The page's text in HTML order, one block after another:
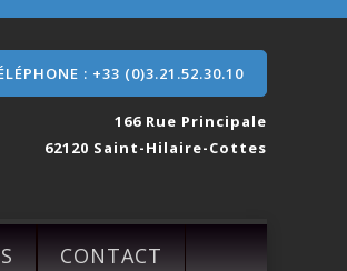
: +33 (0)3.21.52.30.10
166 Rue Principale
62120 Saint-Hilaire-Cottes
CONTACT